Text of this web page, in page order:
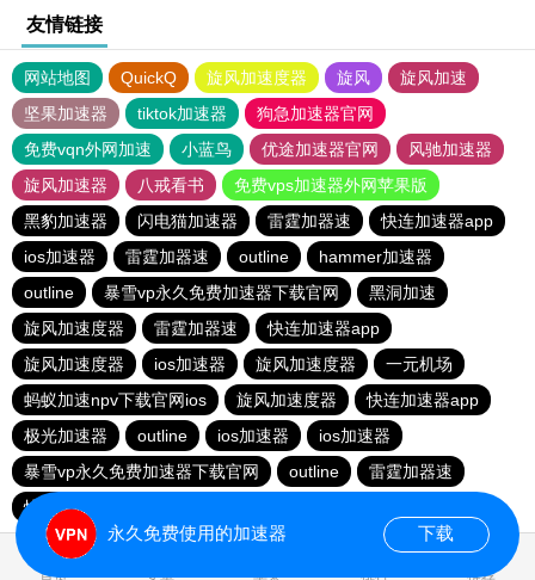
友情链接
网站地图 QuickQ 旋风加速度器 旋风
旋风加速
坚果加速器
tiktok加速器
狗急加速器官网
免费vqn外网加速
小蓝鸟 优途加速器官网
风驰加速器
旋风加速器
八戒看书
免费vps加速器外网苹果版
黑豹加速器
闪电猫加速器 雷霆加器速
快连加速器app
ios加速器
雷霆加器速 outline
hammer加速器
outline
暴雪vp永久免费加速器下载官网
黑洞加速
旋风加速度器
雷霆加器速
快连加速器app
旋风加速度器
ios加速器 旋风加速度器
一元机场
蚂蚁加速npv下载官网ios
旋风加速度器
快连加速器app
极光加速器
outline ios加速器
ios加速器
暴雪vp永久免费加速器下载官网
outline
雷霆加器速
快连加速器app
首页 安卓 苹果 排行 推荐
永久免费使用的加速器 下载
1.379670s